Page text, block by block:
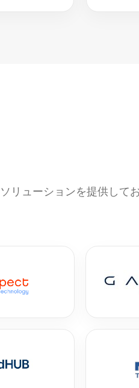
リューションを提供して